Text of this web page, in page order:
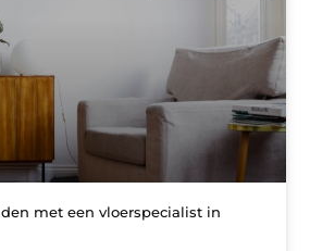
met een vloerspecialist in